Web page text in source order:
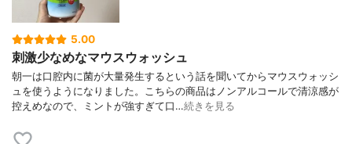
5.00
刺激少なめなマウスウォッシュ
朝一は口腔内に菌が大量発生するという話を聞いてからマウスウォッシ
ュを使うようになりました。こちらの商品はノンアルコールで清涼感が
控えめなので、ミントが強すぎて口…続きを見る